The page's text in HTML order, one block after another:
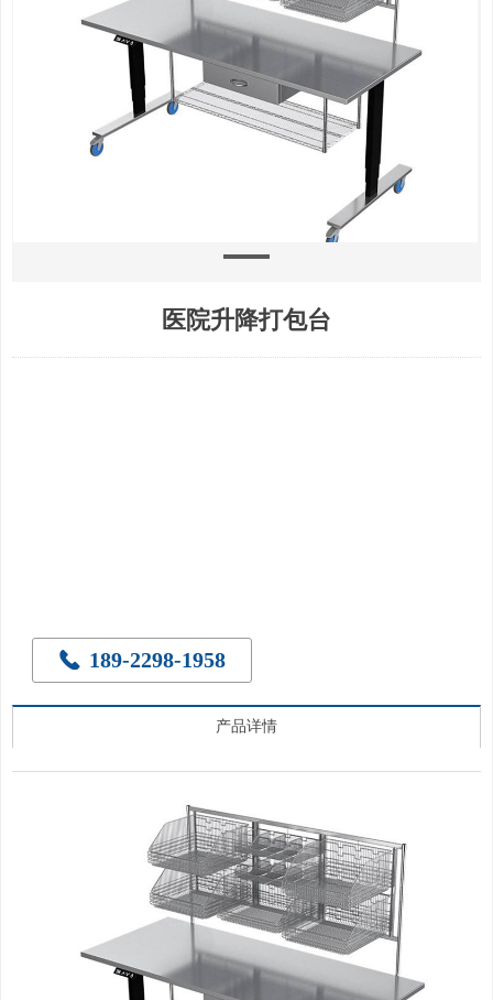
医院升降打包台
끅 189-2298-1958
产品详情